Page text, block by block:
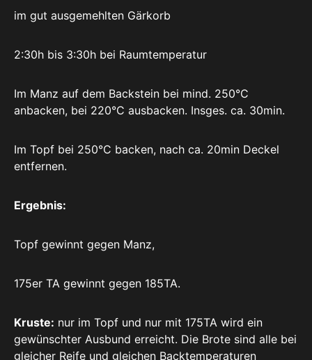
im gut ausgemehlten Gärkorb
2:30h bis 3:30h bei Raumtemperatur
Im Manz auf dem Backstein bei mind. 250°C
anbacken, bei 220°C ausbacken. Insges. ca. 30min.
Im Topf bei 250°C backen, nach ca. 20min Deckel
entfernen.
Ergebnis:
Topf gewinnt gegen Manz,
175er TA gewinnt gegen 185TA.
Kruste: nur im Topf und nur mit 175TA wird ein
gewünschter Ausbund erreicht. Die Brote sind alle bei
gleicher Reife und gleichen Backtemperaturen